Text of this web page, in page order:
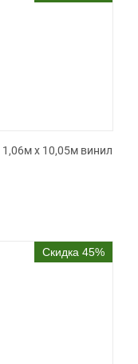
х 10,05м винил
Скидка 45%